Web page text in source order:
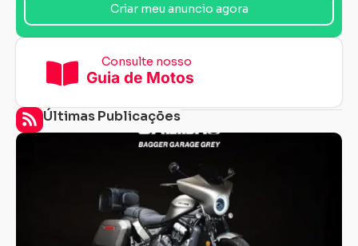
Criar meu anuncio agora
Consulte nosso
Guia de Motos
Últimas Publicações